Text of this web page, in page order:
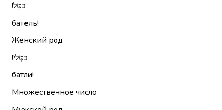
בַּטֵּל!‏
батель!
Женский род
בַּטְּלִי!‏
батли!
Множественное число